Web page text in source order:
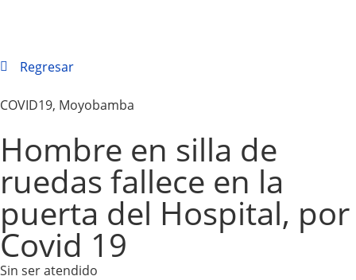
Regresar
COVID19, Moyobamba
Hombre en silla de
ruedas fallece en la
puerta del Hospital, por
Covid 19
Sin ser atendido